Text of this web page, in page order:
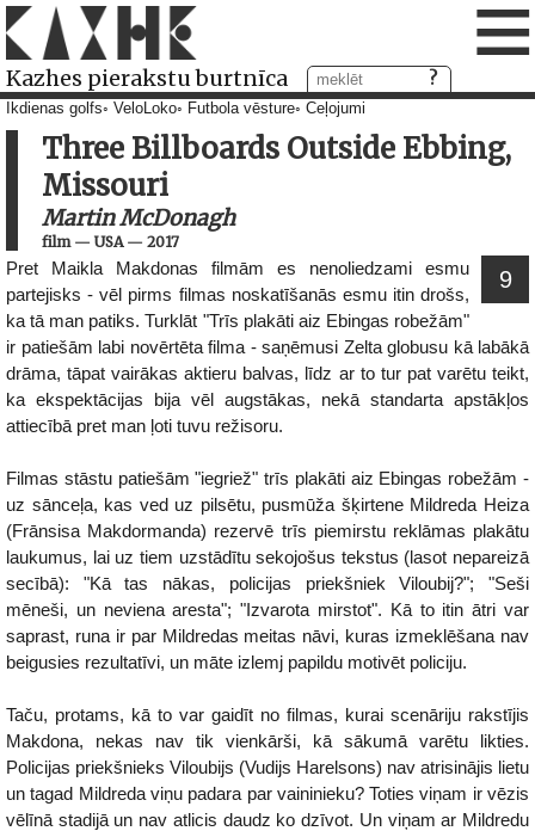
Kazhes pierakstu burtnīca ≡
Ikdienas golfs VeloLoko Futbola vēsture Ceļojumi
Three Billboards Outside Ebbing,
Missouri
Martin McDonagh
film— USA— 2017
9
Pret Maikla Makdonas filmām es nenoliedzami esmu
partejisks - vēl pirms filmas noskatīšanās esmu itin drošs,
ka tā man patiks. Turklāt "Trīs plakāti aiz Ebingas robežām"
ir patiešām labi novērtēta filma - saņēmusi Zelta globusu kā labākā
drāma, tāpat vairākas aktieru balvas, līdz ar to tur pat varētu teikt,
ka ekspektācijas bija vēl augstākas, nekā standarta apstākļos
attiecībā pret man ļoti tuvu režisoru.
Filmas stāstu patiešām "iegriež" trīs plakāti aiz Ebingas robežām -
uz sānceļa, kas ved uz pilsētu, pusmūža šķirtene Mildreda Heiza
(Frānsisa Makdormanda) rezervē trīs piemirstu reklāmas plakātu
laukumus, lai uz tiem uzstādītu sekojošus tekstus (lasot nepareizā
secībā): "Kā tas nākas, policijas priekšniek Viloubij?"; "Seši
mēneši, un neviena aresta"; "Izvarota mirstot". Kā to itin ātri var
saprast, runa ir par Mildredas meitas nāvi, kuras izmeklēšana nav
beigusies rezultatīvi, un māte izlemj papildu motivēt policiju.
Taču, protams, kā to var gaidīt no filmas, kurai scenāriju rakstījis
Makdona, nekas nav tik vienkārši, kā sākumā varētu likties.
Policijas priekšnieks Viloubijs (Vudijs Harelsons) nav atrisinājis lietu
un tagad Mildreda viņu padara par vaininieku? Toties viņam ir vēzis
vēlīnā stadijā un nav atlicis daudz ko dzīvot. Un viņam ar Mildredu